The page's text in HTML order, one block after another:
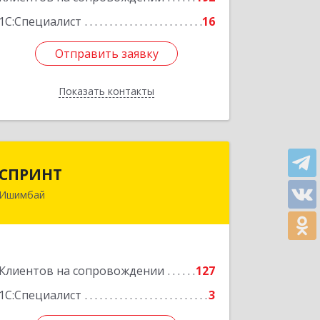
1С:Специалист
16
Отправить заявку
Показать контакты
Отправить заявку
Назад
СПРИНТ
Ишимбай
Клиентов на сопровождении
127
1С:Специалист
3
Подробнее